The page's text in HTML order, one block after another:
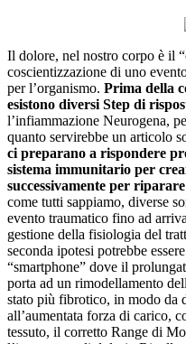
Il dolore, nel nostro corpo è il
coscientizzazione di uno
per l’organismo. Prima della
esistono diversi Step di
l’infiammazione Neurogena,
quanto servirebbe un articolo
ci preparano a rispondere
sistema immunitario per
successivamente per
come tutti sappiamo, diverse
evento traumatico fino ad
gestione della fisiologia del
seconda ipotesi potrebbe
“smartphone” dove il
porta ad un rimodellamento
stato più fibrotico, in modo da
all’aumentata forza di carico,
tessuto, il corretto Range di